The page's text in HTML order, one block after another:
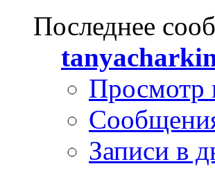
Последнее
Просмотр
Записи в